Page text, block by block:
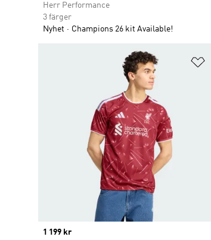
Herr Performance
3 färger
Nyhet
Champions 26 kit Available!
Price
1 199 kr